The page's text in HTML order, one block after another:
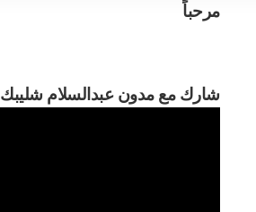
مرحباً
شارك مع مدون عبدالسلام شليبك